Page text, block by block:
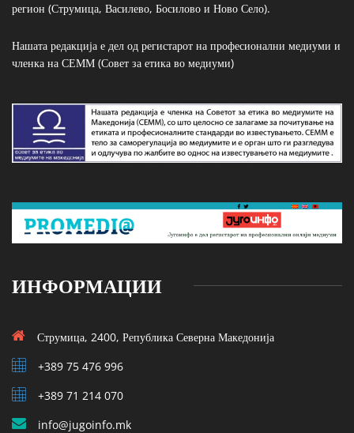
регион (Струмица, Василево, Босилово и Ново Село).
Нашата редакција е дел од регистарот на професионални медиуми и
членка на СЕММ (Совет за етика во медиуми)
ИНФОРМАЦИИ
Струмица, 2400, Република Северна Македонија
+389 75 476 996
+389 71 214 070
info@jugoinfo.mk